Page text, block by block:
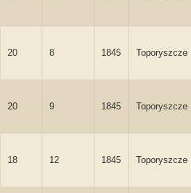
20 8 1845 Toporyszcze
20 9 1845 Toporyszcze
18 12 1845 Toporyszcze